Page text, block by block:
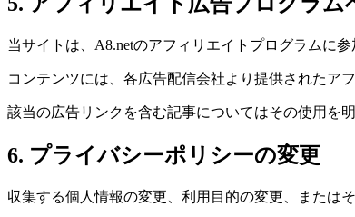
当サイトは、A8.netのアフィリエイトプログラムに参
コンテンツには、各広告配信会社より提供されたア
該当の広告リンクを含む記事についてはその使用を明
6. プライバシーポリシーの変更
収集する個人情報の変更、利用目的の変更、または